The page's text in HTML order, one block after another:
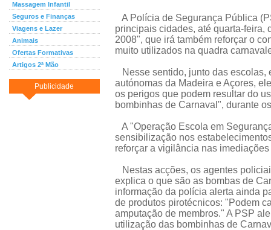
Massagem Infantil
Seguros e Finanças
Viagens e Lazer
Animais
Ofertas Formativas
Artigos 2ª Mão
Publicidade
A Polícia de Segurança Pública
principais cidades, até quarta-feira,
2008", que irá também reforçar o
muito utilizados na quadra
Nesse sentido, junto das escolas,
autónomas da Madeira e Açores,
os perigos que podem resultar do
bombinhas de Carnaval", durante
A "Operação Escola em
sensibilização nos
reforçar a vigilância nas
Nestas acções, os agentes
explica o que são as bombas de
informação da polícia alerta ainda
de produtos pirotécnicos: "Podem
amputação de membros." A PSP
utilização das bombinhas de